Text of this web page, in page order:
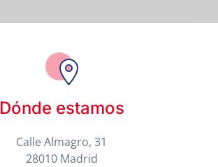
Dónde estamos
Calle Almagro, 31
28010 Madrid